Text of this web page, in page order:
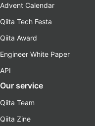
Advent Calendar
Qiita Tech Festa
Qiita Award
Engineer White Paper
API
Our service
Qiita Team
Qiita Zine